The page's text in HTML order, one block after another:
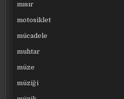
mısır
motosiklet
mücadele
muhtar
müze
müziği